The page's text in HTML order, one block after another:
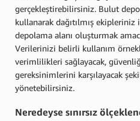
gerçekleştirebilirsiniz. Bulut
kullanarak dağıtılmış
depolama alanı oluşturmak
Verilerinizi belirli kullanım
verimlilikleri sağlayacak,
gereksinimlerini karşılayacak
yönetebilirsiniz.
Neredeyse sınırsız